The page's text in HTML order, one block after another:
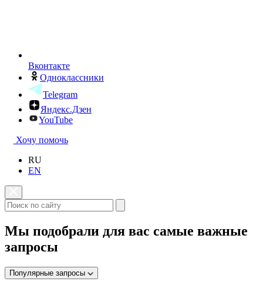
Вконтакте
Одноклассники
Telegram
Яндекс.Дзен
YouTube
Хочу помочь
RU
EN
Мы подобрали для вас самые важные
запросы
Популярные запросы